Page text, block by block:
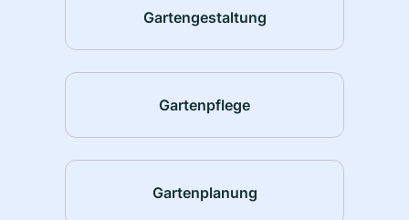
Gartengestaltung
Gartenpflege
Gartenplanung